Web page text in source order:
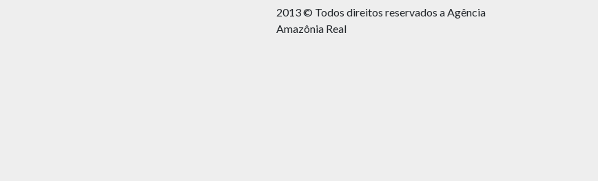
2013 © Todos direitos reservados a Agência
Amazônia Real